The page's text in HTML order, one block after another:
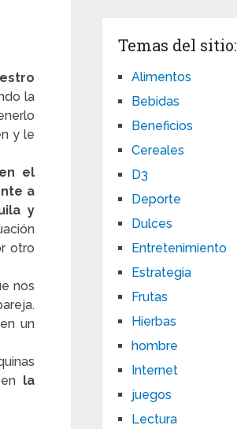
la
y le
el
a
y
otro
nos
un
la
Temas del sitio:
Alimentos
Bebidas
Beneficios
Cereales
D3
Deporte
Dulces
Entretenimiento
Estrategia
Frutas
Hierbas
hombre
Internet
juegos
Lectura